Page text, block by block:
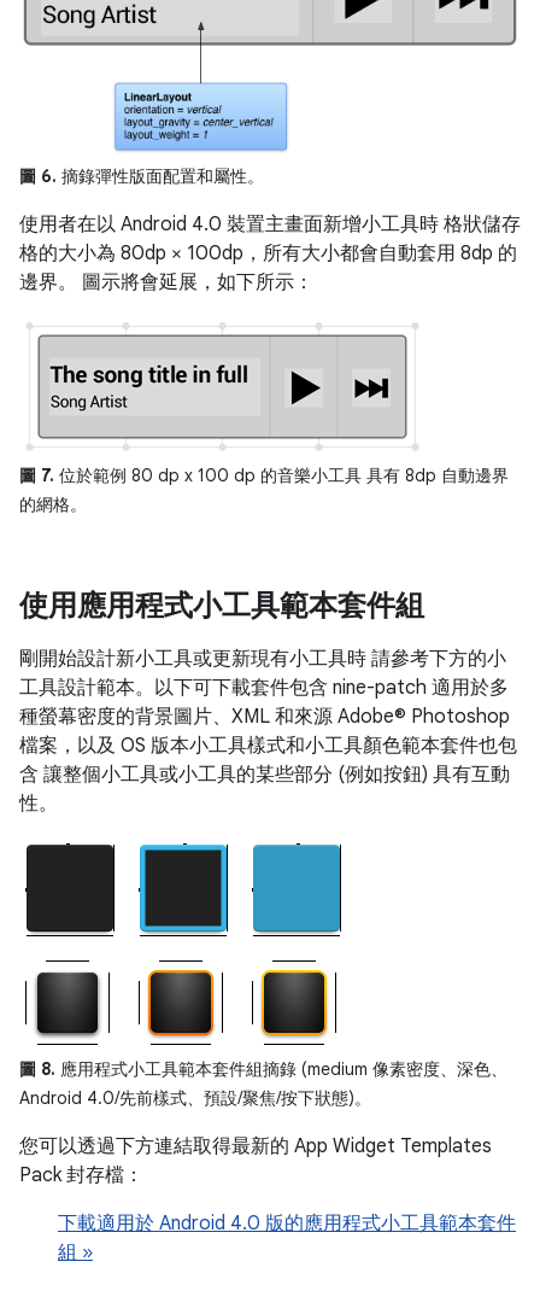
圖 6. 摘錄彈性版面配置和屬性。
使用者在以 Android 4.0 裝置主畫面新增小工具時 格狀儲存
格的大小為 80dp × 100dp，所有大小都會自動套用 8dp 的
邊界。 圖示將會延展，如下所示：
圖 7. 位於範例 80 dp x 100 dp 的音樂小工具 具有 8dp 自動邊界
的網格。
使用應用程式小工具範本套件組
剛開始設計新小工具或更新現有小工具時 請參考下方的小
工具設計範本。以下可下載套件包含 nine-patch 適用於多
種螢幕密度的背景圖片、XML 和來源 Adobe® Photoshop
檔案，以及 OS 版本小工具樣式和小工具顏色範本套件也包
含 讓整個小工具或小工具的某些部分 (例如按鈕) 具有互動
性。
圖 8. 應用程式小工具範本套件組摘錄 (medium 像素密度、深色、
Android 4.0/先前樣式、預設/聚焦/按下狀態)。
您可以透過下方連結取得最新的 App Widget Templates
Pack 封存檔：
下載適用於 Android 4.0 版的應用程式小工具範本套件
組 »